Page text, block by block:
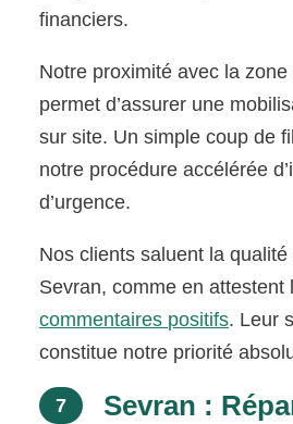
financiers.
Notre proximité avec la
permet d’assurer une
sur site. Un simple coup de
notre procédure accélérée
d’urgence.
Nos clients saluent la
Sevran, comme en attestent
commentaires positifs. Leur
constitue notre priorité
7
Sevran :